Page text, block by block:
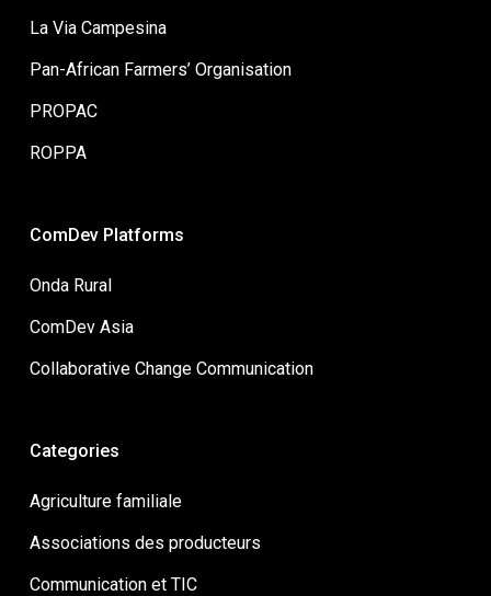
La Via Campesina
Pan-African Farmers’ Organisation
PROPAC
ROPPA
ComDev Platforms
Onda Rural
ComDev Asia
Collaborative Change Communication
Categories
Agriculture familiale
Associations des producteurs
Communication et TIC